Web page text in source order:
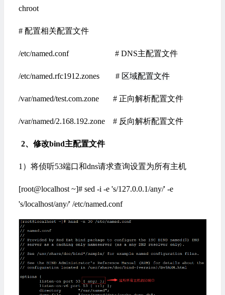
chroot
# 配置相关配置文件
/etc/named.conf # DNS主配置文件
/etc/named.rfc1912.zones # 区域配置文件
/var/named/test.com.zone # 正向解析配置文件
/var/named/2.168.192.zone # 反向解析配置文件
2、修改bind主配置文件
1）将侦听53端口和dns请求查询设置为所有主机
[root@localhost ~]# sed -i -e 's/127.0.0.1/any/' -e
's/localhost/any/' /etc/named.conf